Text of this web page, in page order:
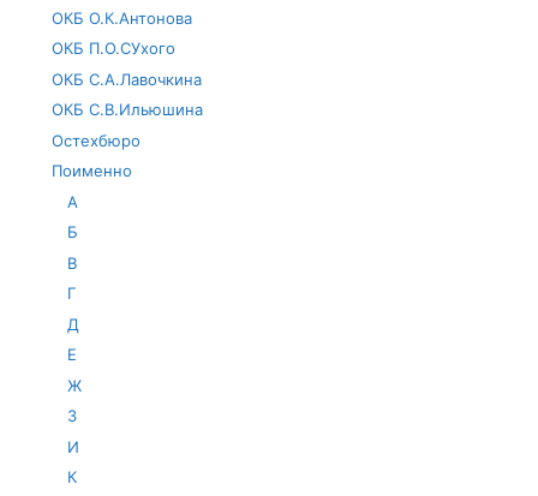
ОКБ О.К.Антонова
ОКБ П.О.СУхого
ОКБ С.А.Лавочкина
ОКБ С.В.Ильюшина
Остехбюро
Поименно
А
Б
В
Г
Д
Е
Ж
З
И
К